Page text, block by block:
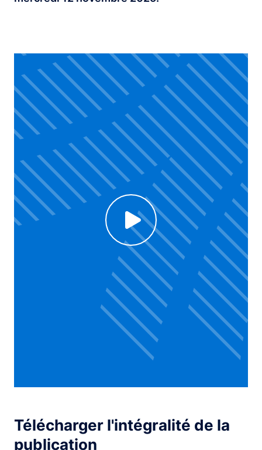
Voir la vidéo
Click to enable Youtube cookies and see content
Télécharger l'intégralité de la
publication